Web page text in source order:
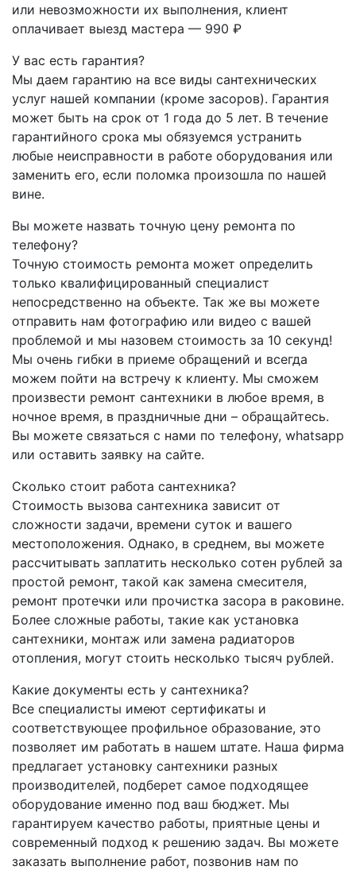
или невозможности их выполнения, клиент
оплачивает выезд мастера — 990 ₽
У вас есть гарантия?
Мы даем гарантию на все виды сантехнических
услуг нашей компании (кроме засоров). Гарантия
может быть на срок от 1 года до 5 лет. В течение
гарантийного срока мы обязуемся устранить
любые неисправности в работе оборудования или
заменить его, если поломка произошла по нашей
вине.
Вы можете назвать точную цену ремонта по
телефону?
Точную стоимость ремонта может определить
только квалифицированный специалист
непосредственно на объекте. Так же вы можете
отправить нам фотографию или видео с вашей
проблемой и мы назовем стоимость за 10 секунд!
Мы очень гибки в приеме обращений и всегда
можем пойти на встречу к клиенту. Мы сможем
произвести ремонт сантехники в любое время, в
ночное время, в праздничные дни – обращайтесь.
Вы можете связаться с нами по телефону, whatsapp
или оставить заявку на сайте.
Сколько стоит работа сантехника?
Стоимость вызова сантехника зависит от
сложности задачи, времени суток и вашего
местоположения. Однако, в среднем, вы можете
рассчитывать заплатить несколько сотен рублей за
простой ремонт, такой как замена смесителя,
ремонт протечки или прочистка засора в раковине.
Более сложные работы, такие как установка
сантехники, монтаж или замена радиаторов
отопления, могут стоить несколько тысяч рублей.
Какие документы есть у сантехника?
Все специалисты имеют сертификаты и
соответствующее профильное образование, это
позволяет им работать в нашем штате. Наша фирма
предлагает установку сантехники разных
производителей, подберет самое подходящее
оборудование именно под ваш бюджет. Мы
гарантируем качество работы, приятные цены и
современный подход к решению задач. Вы можете
заказать выполнение работ, позвонив нам по